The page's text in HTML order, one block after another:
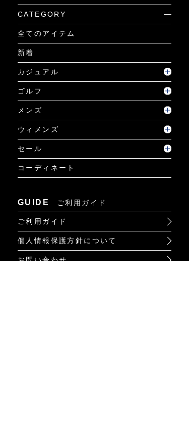
CATEGORY
全てのアイテム
新着
カジュアル
ゴルフ
メンズ
ウィメンズ
セール
コーディネート
GUIDE ご利用ガイド
ご利用ガイド
個人情報保護方針について
お問い合わせ